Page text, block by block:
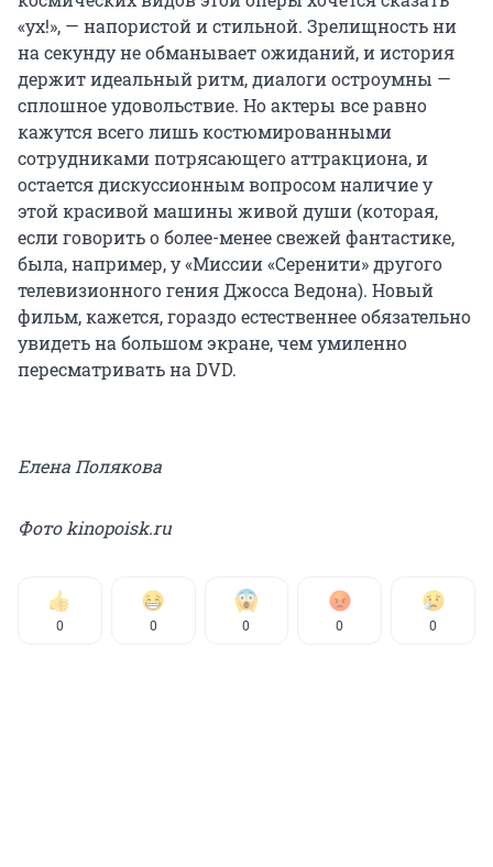
«ух!», — напористой и стильной. Зрелищность ни
на секунду не обманывает ожиданий, и история
держит идеальный ритм, диалоги остроумны —
сплошное удовольствие. Но актеры все равно
кажутся всего лишь костюмированными
сотрудниками потрясающего аттракциона, и
остается дискуссионным вопросом наличие у
этой красивой машины живой души (которая,
если говорить о более-менее свежей фантастике,
была, например, у «Миссии «Серенити» другого
телевизионного гения Джосса Ведона). Новый
фильм, кажется, гораздо естественнее обязательно
увидеть на большом экране, чем умиленно
пересматривать на DVD.
Елена Полякова
Фото kinopoisk.ru
0 0 0 0 0